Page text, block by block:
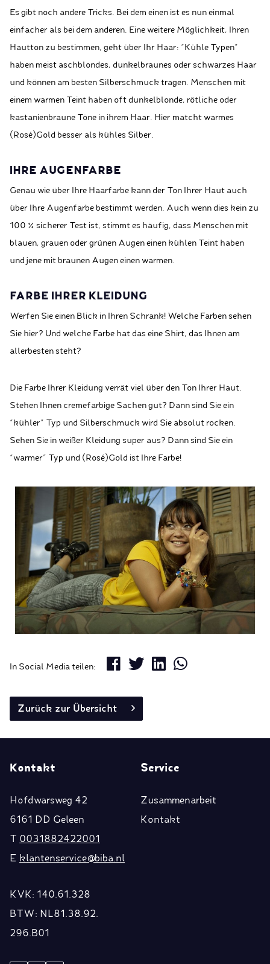
Es gibt noch andere Tricks. Bei dem einen ist es nun einmal
einfacher als bei dem anderen. Eine weitere Möglichkeit, Ihren
Hautton zu bestimmen, geht über Ihr Haar: “Kühle Typen”
haben meist aschblondes, dunkelbraunes oder schwarzes Haar
und können am besten Silberschmuck tragen. Menschen mit
einem warmen Teint haben oft dunkelblonde, rötliche oder
kastanienbraune Töne in ihrem Haar. Hier matcht warmes
(Rosé)Gold besser als kühles Silber.
IHRE AUGENFARBE
Genau wie über Ihre Haarfarbe kann der Ton Ihrer Haut auch
über Ihre Augenfarbe bestimmt werden. Auch wenn dies kein zu
100 % sicherer Test ist, stimmt es häufig, dass Menschen mit
blauen, grauen oder grünen Augen einen kühlen Teint haben
und jene mit braunen Augen einen warmen.
FARBE IHRER KLEIDUNG
Werfen Sie einen Blick in Ihren Schrank! Welche Farben sehen
Sie hier? Und welche Farbe hat das eine Shirt, das Ihnen am
allerbesten steht?
Die Farbe Ihrer Kleidung verrät viel über den Ton Ihrer Haut.
Stehen Ihnen cremefarbige Sachen gut? Dann sind Sie ein
“kühler” Typ und Silberschmuck wird Sie absolut rocken.
Sehen Sie in weißer Kleidung super aus? Dann sind Sie ein
“warmer” Typ und (Rosé)Gold ist Ihre Farbe!
In Social Media teilen:
Zurück zur Übersicht
Kontakt
Hofdwarsweg 42
6161 DD Geleen
T
0031882422001
E klantenservice@biba.nl
KVK: 140.61.328
BTW: NL81.38.92.
296.B01
Service
Zusammenarbeit
Kontakt